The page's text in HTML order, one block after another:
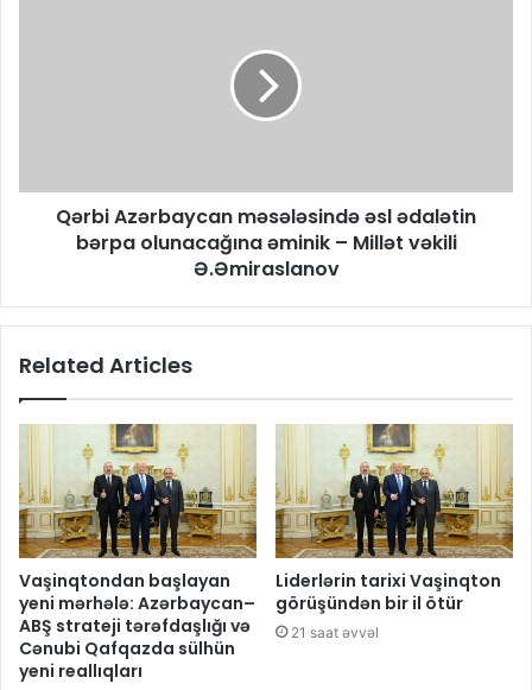
Qərbi Azərbaycan məsələsində əsl ədalətin
bərpa olunacağına əminik – Millət vəkili
Ə.Əmiraslanov
Related Articles
Vaşinqtondan başlayan
yeni mərhələ: Azərbaycan–
ABŞ strateji tərəfdaşlığı və
Cənubi Qafqazda sülhün
yeni reallıqları
Liderlərin tarixi Vaşinqton
görüşündən bir il ötür
21 saat əvvəl